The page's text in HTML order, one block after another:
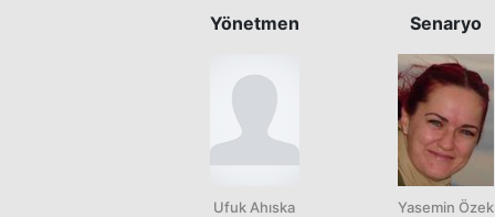
Yönetmen
Ufuk Ahıska
Senaryo
Yasemin Özek